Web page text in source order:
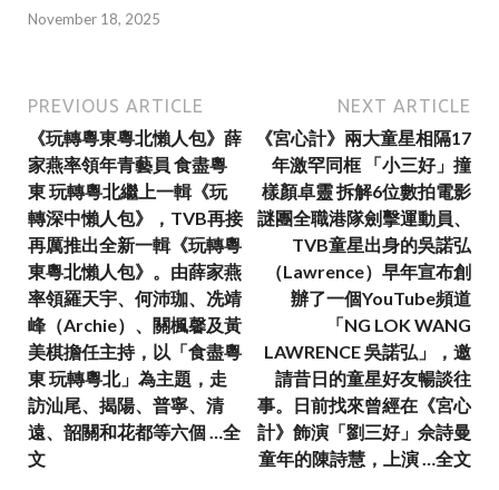
November 18, 2025
PREVIOUS ARTICLE
《玩轉粵東粵北懶人包》薛
家燕率領年青藝員 食盡粵
東 玩轉粵北繼上一輯《玩
轉深中懶人包》，TVB再接
再厲推出全新一輯《玩轉粵
東粵北懶人包》。由薛家燕
率領羅天宇、何沛珈、冼靖
峰（Archie）、關楓馨及黃
美棋擔任主持，以「食盡粵
東 玩轉粵北」為主題，走
訪汕尾、揭陽、普寧、清
遠、韶關和花都等六個 …全
文
NEXT ARTICLE
《宮心計》兩大童星相隔17
年激罕同框 「小三好」撞
樣顏卓靈 拆解6位數拍電影
謎團全職港隊劍擊運動員、
TVB童星出身的吳諾弘
（Lawrence）早年宣布創
辦了一個YouTube頻道
「NG LOK WANG
LAWRENCE 吳諾弘」，邀
請昔日的童星好友暢談往
事。日前找來曾經在《宮心
計》飾演「劉三好」佘詩曼
童年的陳詩慧，上演 …全文